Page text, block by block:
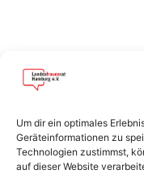
Um dir ein optimales
Geräteinformationen zu
Technologien zustimmst,
auf dieser Website